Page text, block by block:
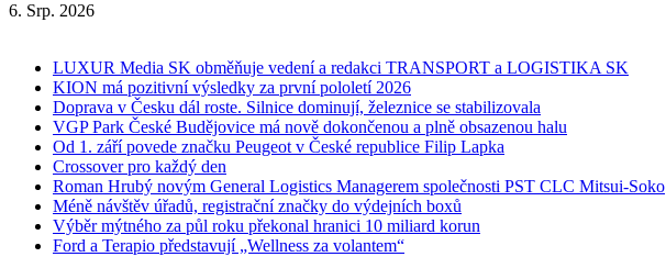
6. Srp. 2026
LUXUR Media SK obměňuje vedení a redakci TRANSPORT a LOGISTIKA SK
KION má pozitivní výsledky za první pololetí 2026
Doprava v Česku dál roste. Silnice dominují, železnice se stabilizovala
VGP Park České Budějovice má nově dokončenou a plně obsazenou halu
Od 1. září povede značku Peugeot v České republice Filip Lapka
Crossover pro každý den
Roman Hrubý novým General Logistics Managerem společnosti PST CLC Mitsui-Soko
Méně návštěv úřadů, registrační značky do výdejních boxů
Výběr mýtného za půl roku překonal hranici 10 miliard korun
Ford a Terapio představují „Wellness za volantem“